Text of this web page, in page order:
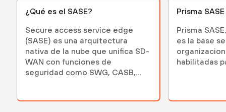
¿Qué es el SASE?
Secure access service edge
(SASE) es una arquitectura
nativa de la nube que unifica SD-
WAN con funciones de
seguridad como SWG, CASB,
Prisma SASE
Prisma
es la base
habilitadas